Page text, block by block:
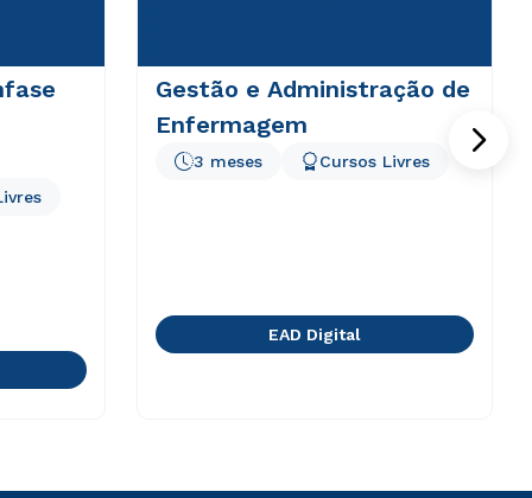
Gestão e Administração de
Enfermagem
3 meses Cursos Livres
EAD Digital